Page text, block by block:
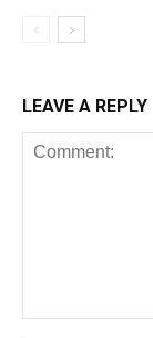
LEAVE A REPLY